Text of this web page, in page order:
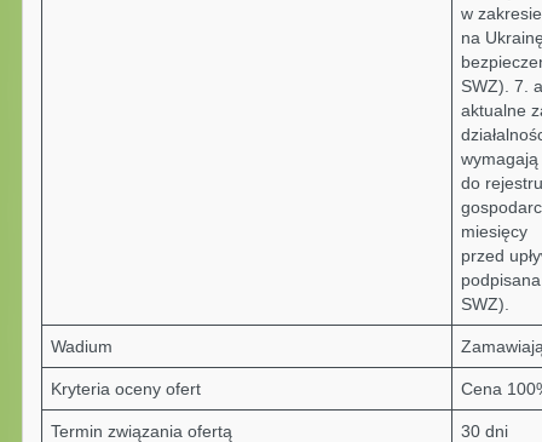
w
na
SWZ). 7.
aktualne
do
miesięcy
przed
SWZ).
Wadium
Kryteria oceny ofert Cena
Termin związania ofertą 30 dni